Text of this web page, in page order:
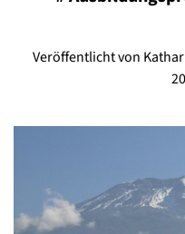
Veröffentlicht von